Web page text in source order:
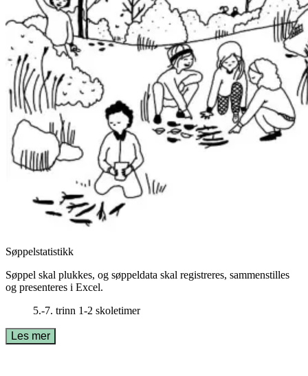
Søppelstatistikk
Søppel skal plukkes, og søppeldata skal registreres, sammenstilles
og presenteres i Excel.
5.-7. trinn 1-2 skoletimer
Les mer